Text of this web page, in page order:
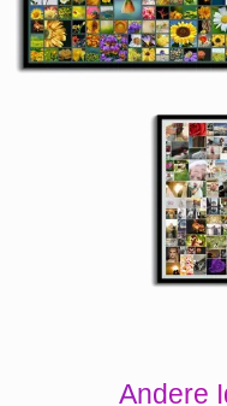
Andere